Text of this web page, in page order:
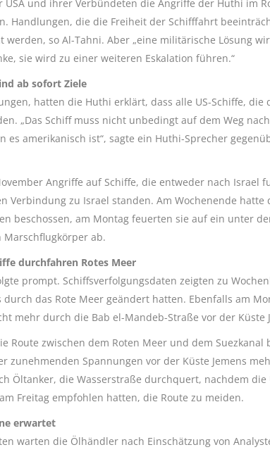
und ihrer Verbündeten die Angriffe der Huthi im
Handlungen, die die Freiheit der Schifffahrt
so Al-Tahni. Aber „eine militärische Lösung
sie wird zu einer weiteren Eskalation führen.“
ab sofort Ziele
hatten die Huthi erklärt, dass alle US-Schiffe, die
„Das Schiff muss nicht unbedingt auf dem Weg
es amerikanisch ist“, sagte ein Huthi-Sprecher
Angriffe auf Schiffe, die entweder nach Israel
Verbindung zu Israel standen. Am Wochenende hatte
beschossen, am Montag feuerten sie auf ein unter
Marschflugkörper ab.
durchfahren Rotes Meer
prompt. Schiffsverfolgungsdaten zeigten zu
das Rote Meer geändert hatten. Ebenfalls am
mehr durch die Bab el-Mandeb-Straße vor der Küste
Route zwischen dem Roten Meer und dem
zunehmenden Spannungen vor der Küste Jemens
Öltanker, die Wasserstraße durchquert, nachdem die
Freitag empfohlen hatten, die Route zu meiden.
erwartet
warten die Ölhändler nach Einschätzung von